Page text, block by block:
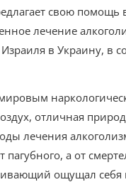
свою
лечение
в Украину, в
отличная
лечения
пагубного, а от
ощущал себя